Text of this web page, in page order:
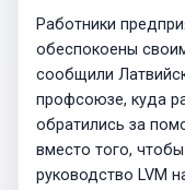
Работники
обеспокоены
сообщили
профсоюзе, куда
обратились за
вместо того,
руководство LVM